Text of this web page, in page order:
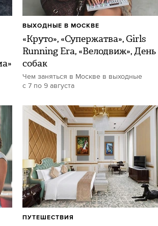
«Круто», «Супержатва», Girls
Running Era, «Велодвиж», День
собак
Чем заняться в Москве в выходные
с 7 по 9 августа
ВЫХОДНЫЕ В МОСКВЕ
ПУТЕШЕСТВИЯ